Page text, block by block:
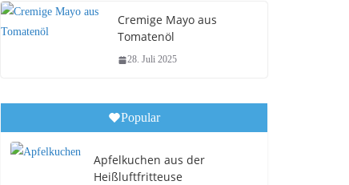
Cremige Mayo aus
Tomatenöl
28. Juli 2025
Popular
Apfelkuchen aus der
Heißluftfritteuse